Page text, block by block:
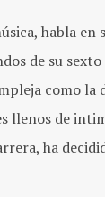
habla
de su
como la
llenos de
ha